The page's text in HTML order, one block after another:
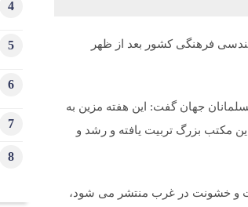
فرهنگی کشور بعد از ظهر
جهان گفت: این هفته مزین به
مکتب بزرگ تربیت یافته و رشد و
و خشونت در غرب منتشر می شود،
4
5
6
7
8